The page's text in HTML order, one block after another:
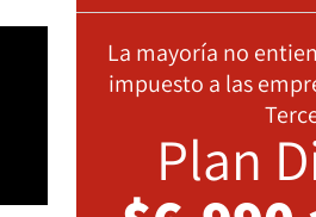
La mayoría no
impuesto a las
Plan